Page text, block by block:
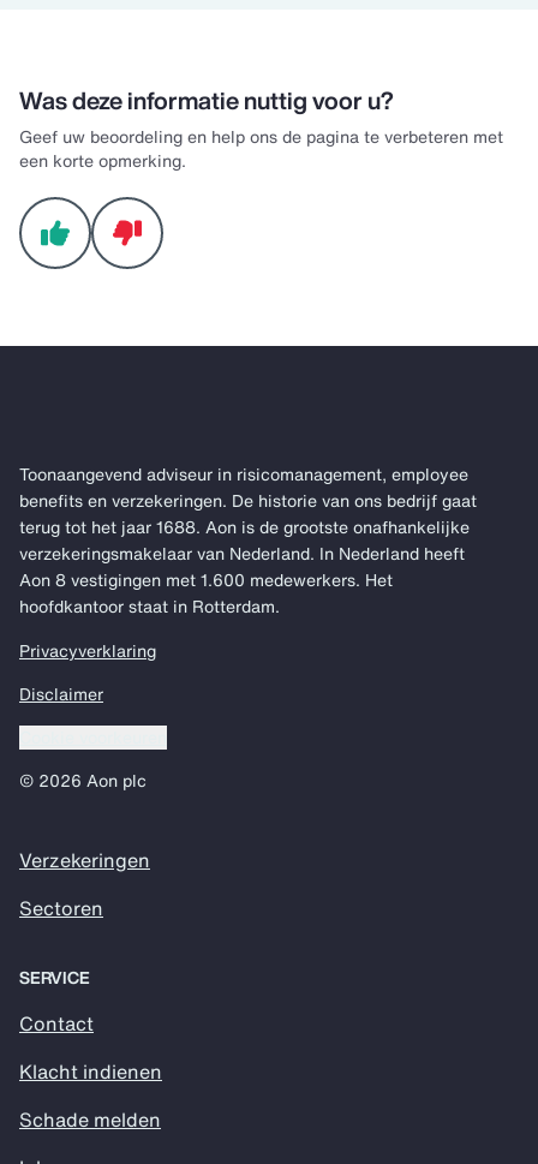
Was deze informatie nuttig voor u?
Geef uw beoordeling en help ons de pagina te verbeteren met
een korte opmerking.
Toonaangevend adviseur in risicomanagement, employee
benefits en verzekeringen. De historie van ons bedrijf gaat
terug tot het jaar 1688. Aon is de grootste onafhankelijke
verzekeringsmakelaar van Nederland. In Nederland heeft
Aon 8 vestigingen met 1.600 medewerkers. Het
hoofdkantoor staat in Rotterdam.
Privacyverklaring
Disclaimer
© 2026 Aon plc
Verzekeringen
Sectoren
SERVICE
Contact
Klacht indienen
Schade melden